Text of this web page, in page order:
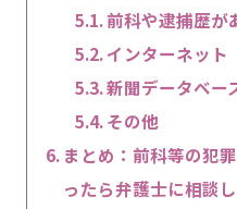
前科や逮捕歴が
インターネット
新聞データベー
その他
まとめ：前科等の犯
ったら弁護士に相談